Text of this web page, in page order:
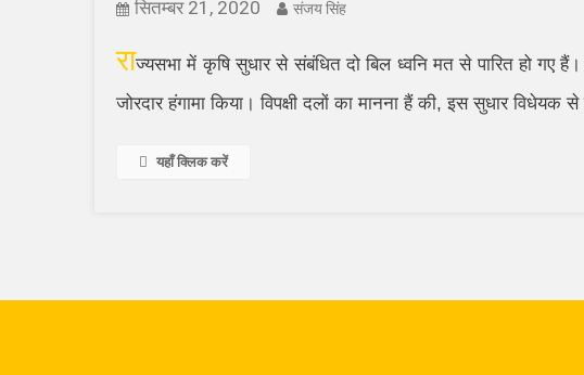
सितम्बर 21, 2020 संजय सिंह
राज्यसभा में कृषि सुधार से संबंधित दो बिल ध्वनि मत से पारित हो गए
जोरदार हंगामा किया। विपक्षी दलों का मानना हैं की, इस सुधार विधेयक
यहाँ क्लिक करें